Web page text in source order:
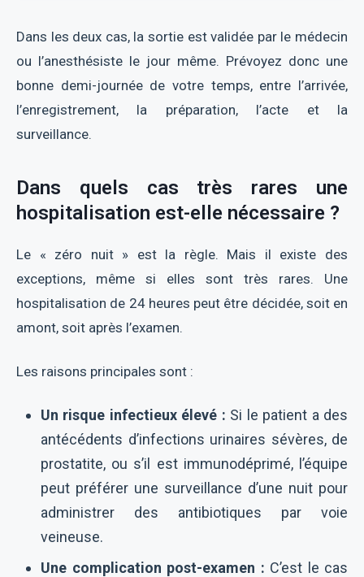
Dans les deux cas, la sortie est validée par le médecin
ou l’anesthésiste le jour même. Prévoyez donc une
bonne demi-journée de votre temps, entre l’arrivée,
l’enregistrement, la préparation, l’acte et la
surveillance.
Dans quels cas très rares une
hospitalisation est-elle nécessaire ?
Le « zéro nuit » est la règle. Mais il existe des
exceptions, même si elles sont très rares. Une
hospitalisation de 24 heures peut être décidée, soit en
amont, soit après l’examen.
Les raisons principales sont :
Un risque infectieux élevé : Si le patient a des
antécédents d’infections urinaires sévères, de
prostatite, ou s’il est immunodéprimé, l’équipe
peut préférer une surveillance d’une nuit pour
administrer des antibiotiques par voie
veineuse.
Une complication post-examen : C’est le cas